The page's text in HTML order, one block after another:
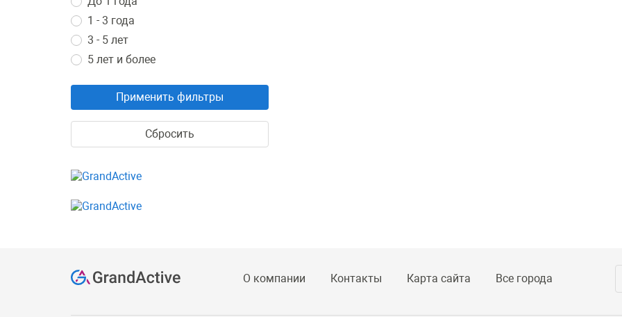
1 - 3 года
3 - 5 лет
5 лет и более
Применить фильтры
Сбросить
О компании Контакты Карта сайта Все города